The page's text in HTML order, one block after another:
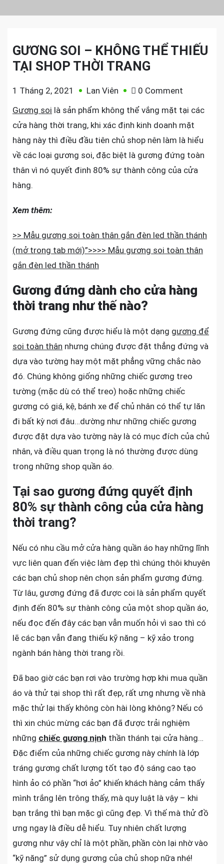
GƯƠNG SOI – KHÔNG THỂ THIẾU
TẠI SHOP THỜI TRANG
1 Tháng 2, 2021 Lan Viên 0 Comment
SOI
–
KHÔNG
THỂ
THIẾU
Gương soi là sản phẩm không thể vắng mặt tại các
cửa hàng thời trang, khi xác định kinh doanh mặt
hàng này thì điều đầu tiên chủ shop nên làm là hiểu
về các loại gương soi, đặc biệt là gương đứng toàn
thân vì nó quyết đinh 80% sự thành công của cửa
hàng.
Xem thêm:
>> Mẫu gương soi toàn thân gắn đèn led thần thánh
(mở trong tab mới)”>>>> Mẫu gương soi toàn thân
gắn đèn led thần thánh
Gương đứng dành cho cửa hàng
thời trang như thế nào?
Gương đứng cũng được hiểu là một dạng gương để
soi toàn thân nhưng chúng được đặt thẳng đứng và
dựa vào tường hay một mặt phẳng vững chắc nào
đó. Chúng không giống những chiếc gương treo
tường (mặc dù có thể treo) hoặc những chiếc
gương có giá, kệ, bánh xe để chủ nhân có thể tự lăn
đi bất kỳ nơi đâu…dường như những chiếc gương
được đặt dựa vào tường này là có mục đích của chủ
nhân, và điều quan trọng là nó thường được dùng
trong những shop quần áo.
Tại sao gương đứng quyết định
80% sự thành công của cửa hàng
thời trang?
Nếu có nhu cầu mở cửa hàng quần áo hay những lĩnh
vực liên quan đến việc làm đẹp thì chúng thôi khuyên
các bạn chủ shop nên chọn sản phẩm gương đứng.
Từ lâu, gương đứng đã được coi là sản phẩm quyết
định đến 80% sự thành công của một shop quần áo,
nếu đọc đến đây các bạn vẫn muốn hỏi vì sao thì có
lẽ các bạn vẫn đang thiếu kỹ năng – kỹ xảo trong
ngành bán hàng thời trang rồi.
Đã bao giờ các bạn rơi vào trường hợp khi mua quần
áo và thử tại shop thì rất đẹp, rất ưng nhưng về nhà
mặc thử lại thấy không còn hài lòng không? Nếu có
thì xin chúc mừng các bạn đã được trải nghiệm
những chiếc gương nịnh thần thánh tại cửa hàng…
Đặc điểm của những chiếc gương này chính là lớp
tráng gương chất lượng tốt tạo độ sáng cao tạo
hình ảo có phần “hơi ảo” khiến khách hàng cảm thấy
mình trắng lên trông thấy, mà quy luật là vậy – khi
bạn trắng thì bạn mặc gì cũng đẹp. Vì thế mà thử đồ
ưng ngay là điều dễ hiểu. Tuy nhiên chất lượng
gương như vậy chỉ là một phần, phần còn lại nhờ vào
“kỹ năng” sử dụng gương của chủ shop nữa nhé!